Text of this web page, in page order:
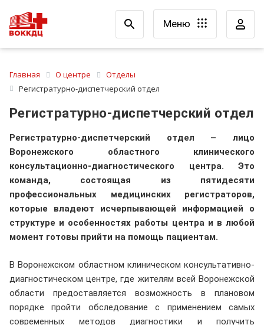
Меню
Главная О центре
Отделы
Регистратурно-диспетчерский отдел
Регистратурно-диспетчерский отдел
Регистратурно-диспетчерский отдел – лицо
Воронежского областного клинического
консультационно-диагностического центра. Это
команда, состоящая из пятидесяти
профессиональных медицинских регистраторов,
которые владеют исчерпывающей информацией о
структуре и особенностях работы центра и в любой
момент готовы прийти на помощь пациентам.
В Воронежском областном клиническом консультативно-
диагностическом центре, где жителям всей Воронежской
области предоставляется возможность в плановом
порядке пройти обследование с применением самых
современных методов диагностики и получить